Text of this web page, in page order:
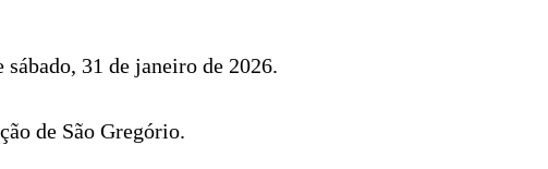
31 de janeiro de 2026.
de São Gregório.